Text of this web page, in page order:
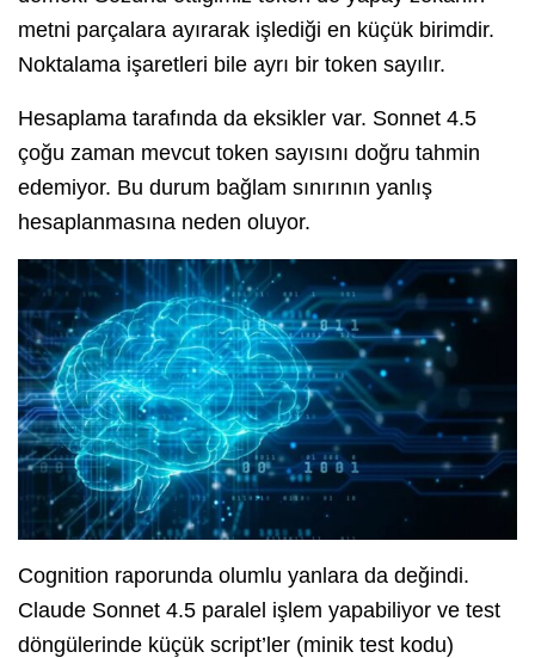
metni parçalara ayırarak işlediği en küçük birimdir.
Noktalama işaretleri bile ayrı bir token sayılır.
Hesaplama tarafında da eksikler var. Sonnet 4.5
çoğu zaman mevcut token sayısını doğru tahmin
edemiyor. Bu durum bağlam sınırının yanlış
hesaplanmasına neden oluyor.
Cognition raporunda olumlu yanlara da değindi.
Claude Sonnet 4.5 paralel işlem yapabiliyor ve test
döngülerinde küçük script’ler (minik test kodu)